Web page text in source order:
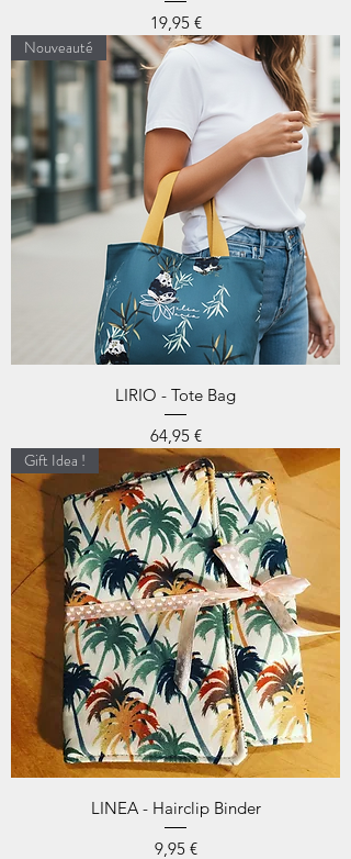
Prix
19,95 €
Nouveauté
LIRIO - Tote Bag
Prix
64,95 €
Gift Idea !
LINEA - Hairclip Binder
Prix
9,95 €